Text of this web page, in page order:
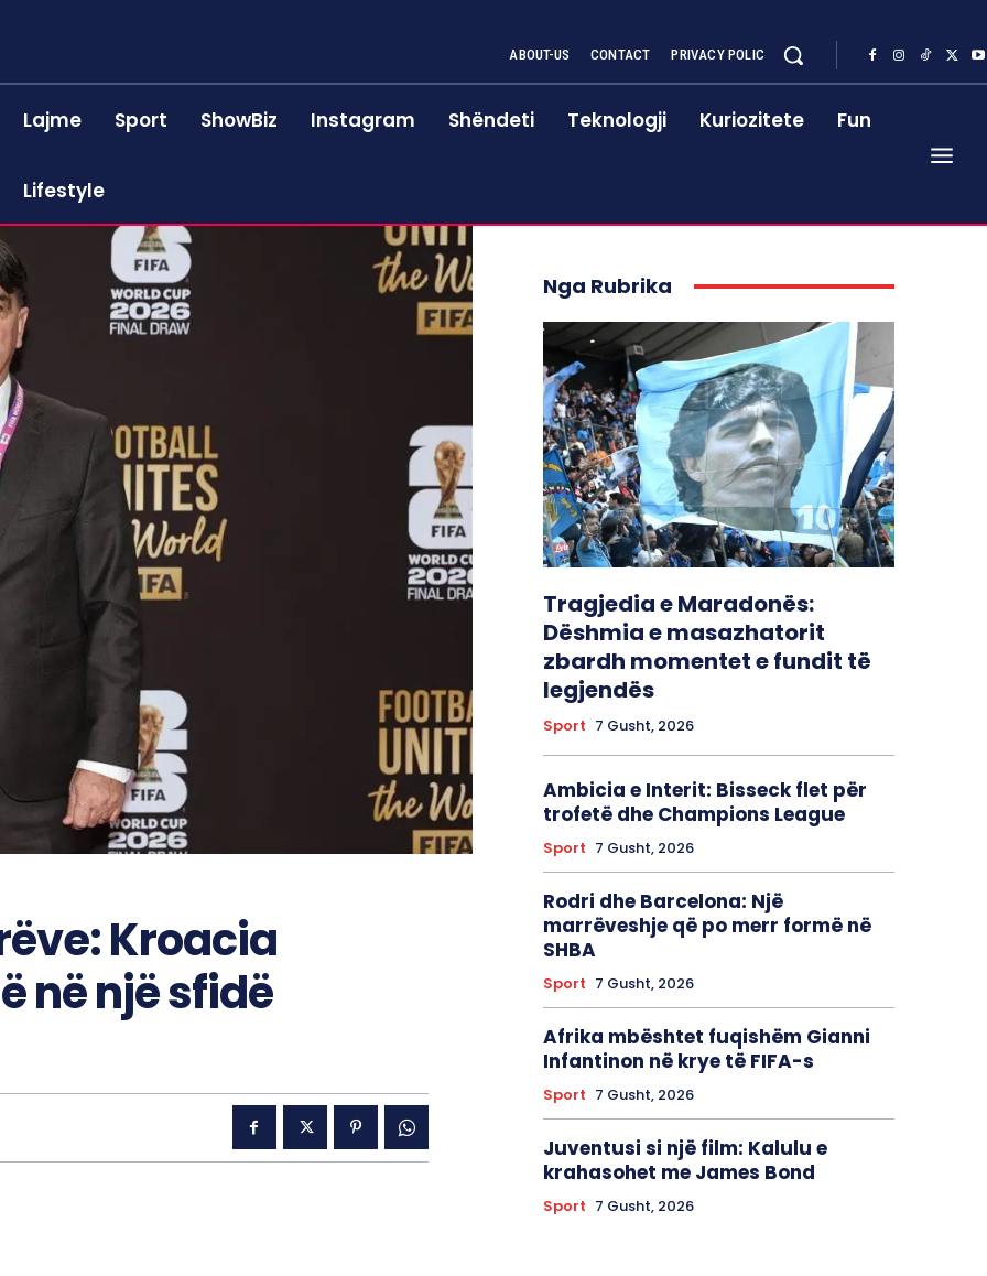
ABOUT-US CONTACT PRIVACY POLIC
Lajme Sport ShowBiz Instagram Shëndeti Teknologji Kuriozitete Fun
Lifestyle
Kroacia
në një sfidë
Nga Rubrika
Tragjedia e Maradonës:
Dëshmia e masazhatorit
zbardh momentet e fundit të
legjendës
Sport 7 Gusht, 2026
Ambicia e Interit: Bisseck flet për
trofetë dhe Champions League
Sport 7 Gusht, 2026
Rodri dhe Barcelona: Një
marrëveshje që po merr formë në
SHBA
Sport 7 Gusht, 2026
Afrika mbështet fuqishëm Gianni
Infantinon në krye të FIFA-s
Sport 7 Gusht, 2026
Juventusi si një film: Kalulu e
krahasohet me James Bond
Sport 7 Gusht, 2026